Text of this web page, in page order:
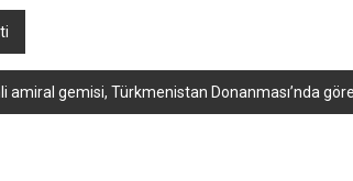
amiral gemisi, Türkmenistan Donanması’nda